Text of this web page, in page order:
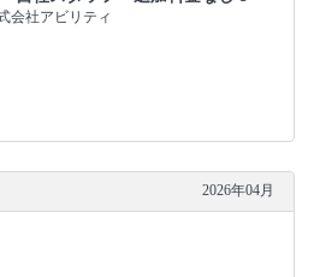
会社アビリティ
2026年04月